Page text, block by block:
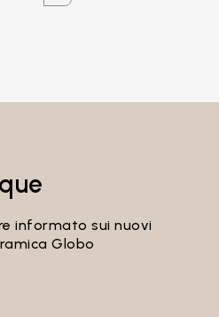
informato sui nuovi
Globo